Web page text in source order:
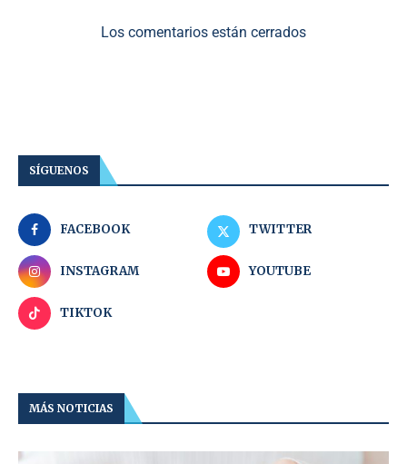
Los comentarios están cerrados
SÍGUENOS
FACEBOOK TWITTER
INSTAGRAM YOUTUBE
TIKTOK
MÁS NOTICIAS